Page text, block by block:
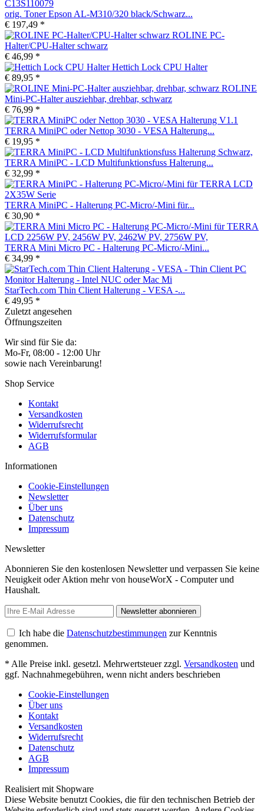
orig. Toner Epson AL-M310/320 black/Schwarz...
€ 197,49 *
ROLINE PC-
Halter/CPU-Halter schwarz
€ 46,99 *
Hettich Lock CPU Halter
€ 89,95 *
ROLINE
Mini-PC-Halter ausziehbar, drehbar, schwarz
€ 76,99 *
TERRA MiniPC oder Nettop 3030 - VESA Halterung...
€ 19,95 *
TERRA MiniPC - LCD Multifunktionsfuss Halterung...
€ 32,99 *
TERRA MiniPC - Halterung PC-Micro/-Mini für...
€ 30,90 *
TERRA Mini Micro PC - Halterung PC-Micro/-Mini...
€ 34,99 *
StarTech.com Thin Client Halterung - VESA -...
€ 49,95 *
Zuletzt angesehen
Öffnungszeiten
Wir sind für Sie da:
Mo-Fr, 08:00 - 12:00 Uhr
sowie nach Vereinbarung!
Shop Service
Kontakt
Versandkosten
Widerrufsrecht
Widerrufsformular
AGB
Informationen
Cookie-Einstellungen
Newsletter
Über uns
Datenschutz
Impressum
Newsletter
Abonnieren Sie den kostenlosen Newsletter und verpassen Sie keine
Neuigkeit oder Aktion mehr von houseWorX - Computer und
Haushalt.
Newsletter abonnieren
Ich habe die Datenschutzbestimmungen zur Kenntnis
genommen.
* Alle Preise inkl. gesetzl. Mehrwertsteuer zzgl. Versandkosten und
ggf. Nachnahmegebühren, wenn nicht anders beschrieben
Cookie-Einstellungen
Über uns
Kontakt
Versandkosten
Widerrufsrecht
Datenschutz
AGB
Impressum
Realisiert mit Shopware
Diese Website benutzt Cookies, die für den technischen Betrieb der